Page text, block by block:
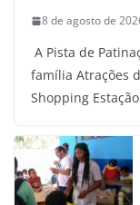
8 de agosto de
A Pista de
família Atrações
Shopping Estação